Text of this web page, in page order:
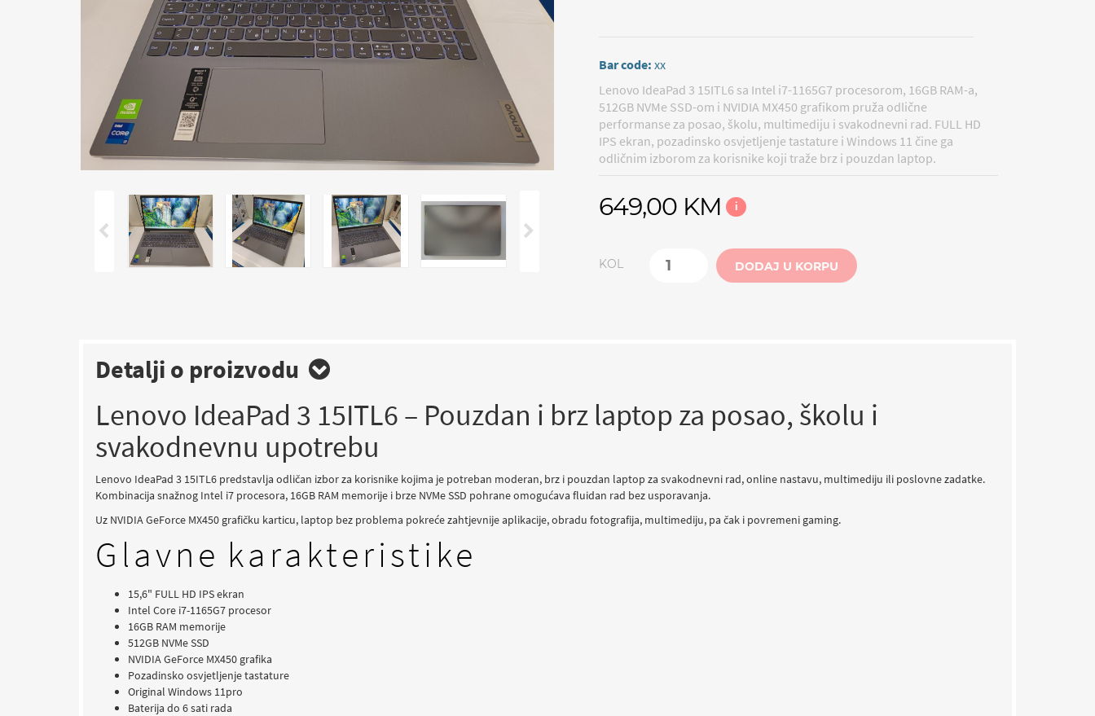
Bar code:xx
Lenovo IdeaPad 3 15ITL6 sa Intel i7-1165G7 procesorom, 16GB RAM-a,
512GB NVMe SSD-om i NVIDIA MX450 grafikom pruža odlične
performanse za posao, školu, multimediju i svakodnevni rad. FULL HD
IPS ekran, pozadinsko osvjetljenje tastature i Windows 11 čine ga
odličnim izborom za korisnike koji traže brz i pouzdan laptop.
649,00 KM i
KOL DODAJ U KORPU
Detalji o proizvodu
Lenovo IdeaPad 3 15ITL6 – Pouzdan i brz laptop za posao, školu i
svakodnevnu upotrebu
Lenovo IdeaPad 3 15ITL6 predstavlja odličan izbor za korisnike kojima je potreban moderan, brz i pouzdan laptop za svakodnevni rad, online nastavu, multimediju ili poslovne zadatke.
Kombinacija snažnog Intel i7 procesora, 16GB RAM memorije i brze NVMe SSD pohrane omogućava fluidan rad bez usporavanja.
Uz NVIDIA GeForce MX450 grafičku karticu, laptop bez problema pokreće zahtjevnije aplikacije, obradu fotografija, multimediju, pa čak i povremeni gaming.
Glavne karakteristike
15,6" FULL HD IPS ekran
Intel Core i7-1165G7 procesor
16GB RAM memorije
512GB NVMe SSD
NVIDIA GeForce MX450 grafika
Pozadinsko osvjetljenje tastature
Original Windows 11pro
Baterija do 6 sati rada